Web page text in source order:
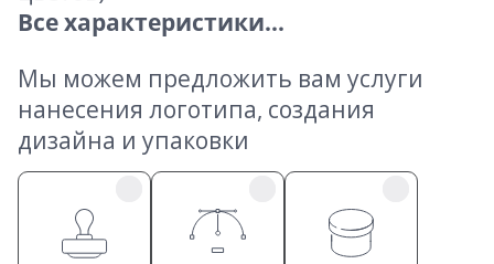
Все характеристики...
Мы можем предложить вам услуги
нанесения логотипа, создания
дизайна и упаковки